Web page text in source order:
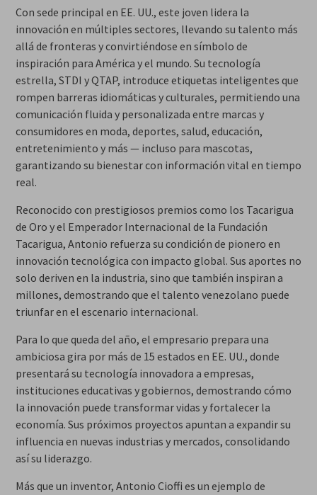
Con sede principal en EE. UU., este joven lidera la
innovación en múltiples sectores, llevando su talento más
allá de fronteras y convirtiéndose en símbolo de
inspiración para América y el mundo. Su tecnología
estrella, STDI y QTAP, introduce etiquetas inteligentes que
rompen barreras idiomáticas y culturales, permitiendo una
comunicación fluida y personalizada entre marcas y
consumidores en moda, deportes, salud, educación,
entretenimiento y más — incluso para mascotas,
garantizando su bienestar con información vital en tiempo
real.
Reconocido con prestigiosos premios como los Tacarigua
de Oro y el Emperador Internacional de la Fundación
Tacarigua, Antonio refuerza su condición de pionero en
innovación tecnológica con impacto global. Sus aportes no
solo deriven en la industria, sino que también inspiran a
millones, demostrando que el talento venezolano puede
triunfar en el escenario internacional.
Para lo que queda del año, el empresario prepara una
ambiciosa gira por más de 15 estados en EE. UU., donde
presentará su tecnología innovadora a empresas,
instituciones educativas y gobiernos, demostrando cómo
la innovación puede transformar vidas y fortalecer la
economía. Sus próximos proyectos apuntan a expandir su
influencia en nuevas industrias y mercados, consolidando
así su liderazgo.
Más que un inventor, Antonio Cioffi es un ejemplo de